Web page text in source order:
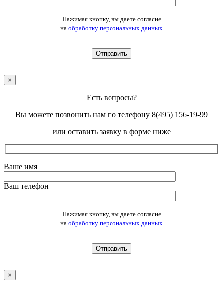
Оставьте это поле пустым.Нажимая кнопку, вы даете согласие
на обработку персональных данных
×
Есть вопросы?
Вы можете позвонить нам по телефону 8(495) 156-19-99
или оставить заявку в форме ниже
Ваше имя
Ваш телефон
Оставьте это поле пустым.Нажимая кнопку, вы даете согласие
на обработку персональных данных
×